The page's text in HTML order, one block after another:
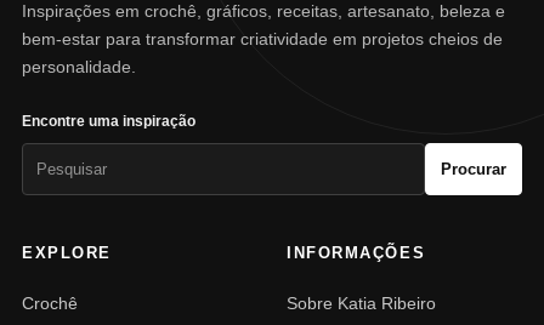
Inspirações em crochê, gráficos, receitas, artesanato, beleza e
bem-estar para transformar criatividade em projetos cheios de
personalidade.
Encontre uma inspiração
Procurar
EXPLORE
Crochê
INFORMAÇÕES
Sobre Katia Ribeiro